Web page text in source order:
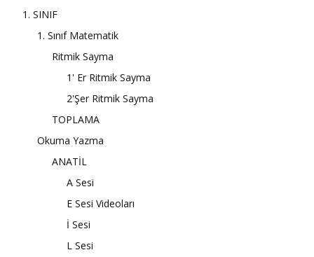
1. SINIF
1. Sınıf Matematik
Ritmik Sayma
1' Er Ritmik Sayma
2'Şer Ritmik Sayma
TOPLAMA
Okuma Yazma
ANATİL
A Sesi
E Sesi Videoları
İ Sesi
L Sesi